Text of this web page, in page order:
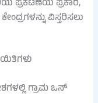
ಪ್ರಕಟಣೆಯ ಪ್ರಕಾರ,
ವಿಸ್ತರಿಸಲು
ಗ್ರಾಮ ಒನ್